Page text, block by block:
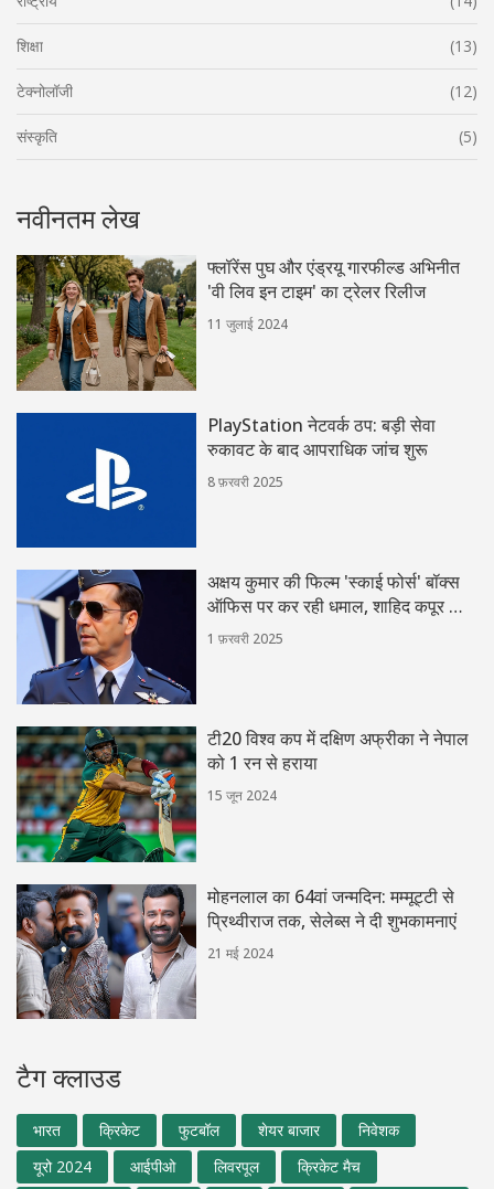
शिक्षा (13)
टेक्नोलॉजी (12)
संस्कृति (5)
नवीनतम लेख
फ्लॉरेंस पुघ और एंड्रयू गारफील्ड अभिनीत
'वी लिव इन टाइम' का ट्रेलर रिलीज
11 जुलाई 2024
PlayStation नेटवर्क ठप: बड़ी सेवा
रुकावट के बाद आपराधिक जांच शुरू
8 फ़रवरी 2025
अक्षय कुमार की फिल्म 'स्काई फोर्स' बॉक्स
ऑफिस पर कर रही धमाल, शाहिद कपूर की
'देवा' से टक्कर के बावजूद मजबूत
1 फ़रवरी 2025
टी20 विश्व कप में दक्षिण अफ्रीका ने नेपाल
को 1 रन से हराया
15 जून 2024
मोहनलाल का 64वां जन्मदिन: मम्मूट्टी से
प्रिथ्वीराज तक, सेलेब्स ने दी शुभकामनाएं
21 मई 2024
टैग क्लाउड
भारत क्रिकेट फुटबॉल शेयर बाजार
निवेशक
यूरो 2024
आईपीओ लिवरपूल क्रिकेट मैच